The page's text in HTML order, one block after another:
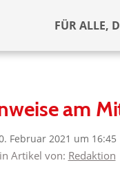
FÜR ALLE,
am
Februar 2021 um 16:45
Artikel von: Redaktion